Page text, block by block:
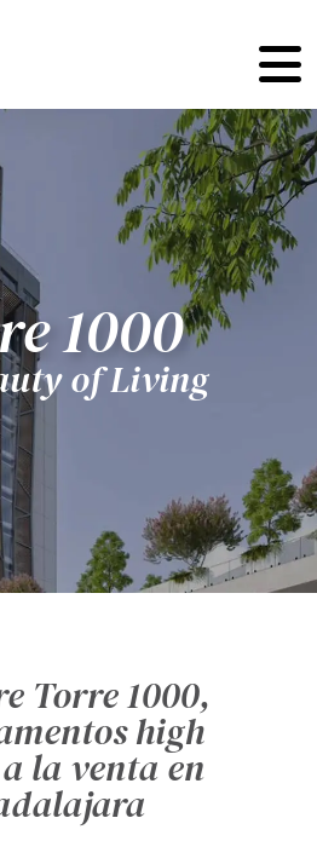
1000
of Living
Torre 1000,
high
la venta en